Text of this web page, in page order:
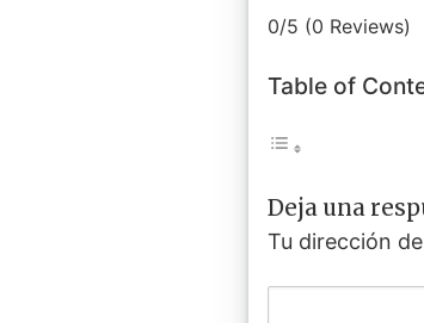
0/5 (0 Reviews)
Table of
Deja una
Tu dirección